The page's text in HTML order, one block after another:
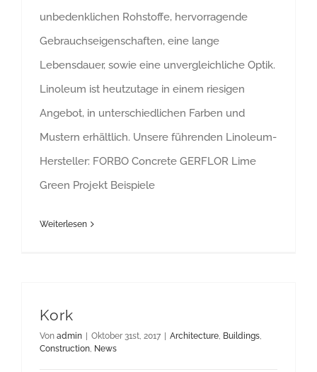
unbedenklichen Rohstoffe, hervorragende
Gebrauchseigenschaften, eine lange
Lebensdauer, sowie eine unvergleichliche Optik.
Linoleum ist heutzutage in einem riesigen
Angebot, in unterschiedlichen Farben und
Mustern erhältlich. Unsere führenden Linoleum-
Hersteller: FORBO Concrete GERFLOR Lime
Green Projekt Beispiele
Weiterlesen
Kork
Von admin | Oktober 31st, 2017 | Architecture, Buildings,
Construction, News